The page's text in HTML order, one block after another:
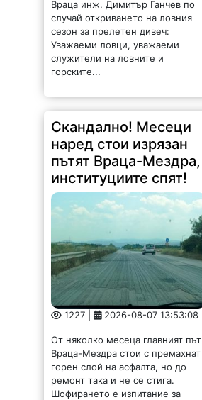
Враца инж. Димитър Ганчев по
случай откриването на ловния
сезон за прелетен дивеч:
Уважаеми ловци, уважаеми
служители на ловните и
горските...
Скандално! Месеци
наред стои изрязан
пътят Враца-Мездра,
институциите спят!
1227 | 2026-08-07 13:53:08
От няколко месеца главният път
Враца-Мездра стои с премахнат
горен слой на асфалта, но до
ремонт така и не се стига.
Шофирането е изпитание за